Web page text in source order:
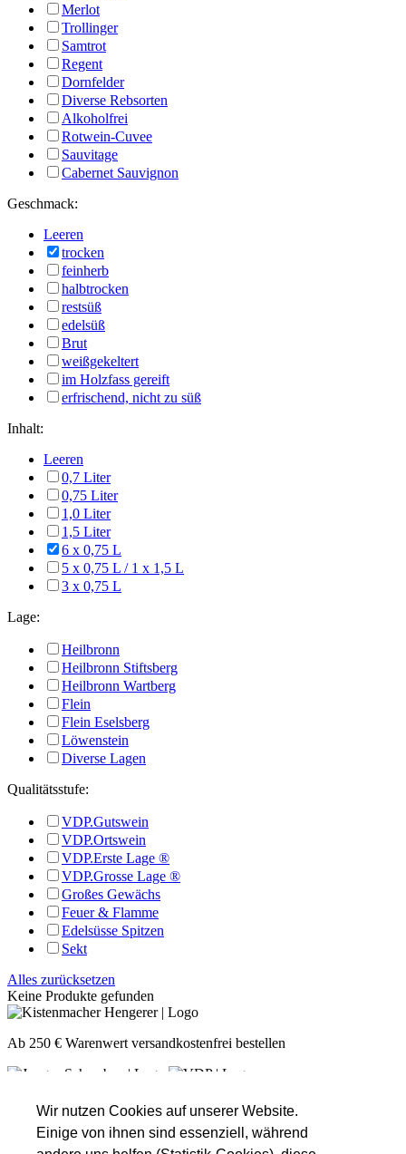
Wir nutzen Cookies auf unserer Website.
Einige von ihnen sind essenziell, während
Merlot
Trollinger
Samtrot
Regent
Dornfelder
Diverse Rebsorten
Alkoholfrei
Rotwein-Cuvee
Sauvitage
Cabernet Sauvignon
Geschmack:
Leeren
trocken
feinherb
halbtrocken
restsüß
edelsüß
Brut
weißgekeltert
im Holzfass gereift
erfrischend, nicht zu süß
Inhalt:
Leeren
0,7 Liter
0,75 Liter
1,0 Liter
1,5 Liter
6 x 0,75 L
5 x 0,75 L / 1 x 1,5 L
3 x 0,75 L
Lage:
Heilbronn
Heilbronn Stiftsberg
Heilbronn Wartberg
Flein
Flein Eselsberg
Löwenstein
Diverse Lagen
Qualitätsstufe:
VDP.Gutswein
VDP.Ortswein
VDP.Erste Lage ®
VDP.Grosse Lage ®
Großes Gewächs
Feuer & Flamme
Edelsüsse Spitzen
Sekt
Alles zurücksetzen
Keine Produkte gefunden
Ab 250 € Warenwert versandkostenfrei bestellen
Montag
Nach Absprache!
Dienstag
Nach Absprache!
Mittwoch
Nach Absprache!